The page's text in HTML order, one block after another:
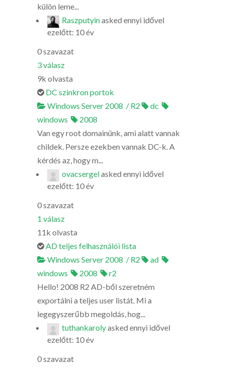
külön leme...
Raszputyinasked ennyi idővel
ezelőtt: 10 év
0szavazat
3válasz
9k olvasta
DC szinkron portok
Windows Server 2008 / R2
dc
windows
2008
Van egy root domainünk, ami alatt vannak
childek. Persze ezekben vannak DC-k. A
kérdés az, hogy m...
ovacsergelasked ennyi idővel
ezelőtt: 10 év
0szavazat
1 válasz
11k olvasta
AD teljes felhasználói lista
Windows Server 2008 / R2
ad
windows
2008
r2
Hello! 2008 R2 AD-ből szeretném
exportálni a teljes user listát. Mi a
legegyszerűbb megoldás, hog...
tuthankarolyasked ennyi idővel
ezelőtt: 10 év
0szavazat